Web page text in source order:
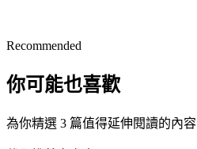
Recommended
你可能也喜歡
為你精選 3 篇值得延伸閱讀的內容